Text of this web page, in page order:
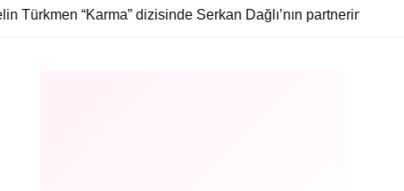
dizisinde Serkan Dağlı’nın partnerini canlandıracak